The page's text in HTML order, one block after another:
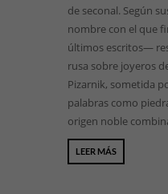
de seconal. Según
nombre con el que
últimos escritos—
rusa sobre joyeros
Pizarnik, sometida
palabras como
origen noble
LEER MÁS